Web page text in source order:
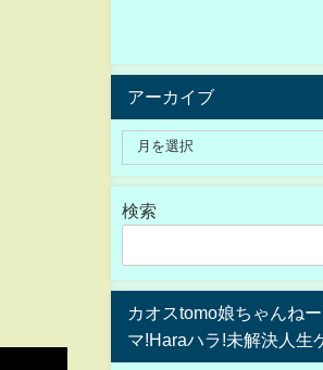
アーカイブ
検索
カオスtomo娘ちゃんね
マ!Haraハラ!未解決人生